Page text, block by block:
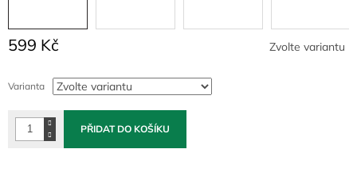
599 Kč
cena:
Zvolte variantu
Varianta
PŘIDAT DO KOŠÍKU